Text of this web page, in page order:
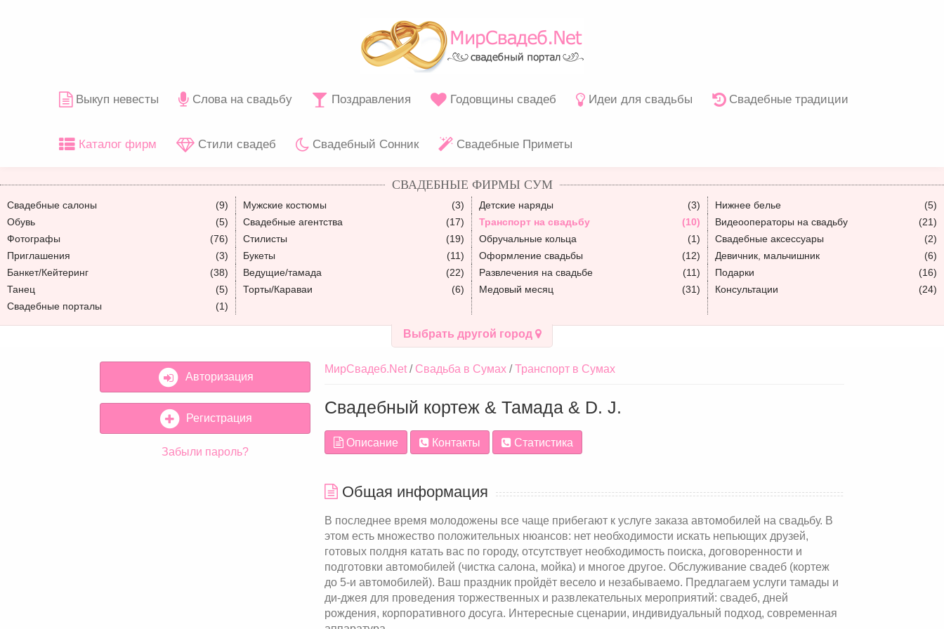
Выкуп невесты Слова на свадьбу Поздравления Годовщины свадеб Идеи для свадьбы Свадебные традиции
Каталог фирм Стили свадеб Свадебный Сонник Свадебные Приметы
СВАДЕБНЫЕ ФИРМЫ СУМ
Свадебные салоны (9) Мужские костюмы (3) Детские наряды (3) Нижнее белье
(5)
Обувь
(5) Свадебные агентства (17) Транспорт на свадьбу (10) Видеооператоры на свадьбу
(21)
Фотографы
(76) Стилисты (19) Обручальные кольца (1) Свадебные аксессуары
(2)
Приглашения
(3) Букеты (11) Оформление свадьбы (12) Девичник, мальчишник
(6)
Банкет/Кейтеринг
(38) Ведущие/тамада (22) Развлечения на свадьбе (11) Подарки
(16)
Танец
(5) Торты/Караваи (6) Медовый месяц (31) Консультации
(24)
Свадебные порталы
(1)
Выбрать другой город
МирСвадеб.Net Свадьба в Сумах Транспорт в Сумах
Свадебный кортеж & Тамада & D. J.
Описание Контакты Статистика
Общая информация
В последнее время молодожены все чаще прибегают к услуге заказа автомобилей на свадьбу. В
этом есть множество положительных нюансов: нет необходимости искать непьющих друзей,
готовых полдня катать вас по городу, отсутствует необходимость поиска, договоренности и
подготовки автомобилей (чистка салона, мойка) и многое другое. Обслуживание свадеб (кортеж
до 5-и автомобилей). Ваш праздник пройдёт весело и незабываемо. Предлагаем услуги тамады и
ди-джея для проведения торжественных и развлекательных мероприятий: свадеб, дней
рождения, корпоративного досуга. Интересные сценарии, индивидуальный подход, современная
Авторизация
Регистрация
Забыли пароль?